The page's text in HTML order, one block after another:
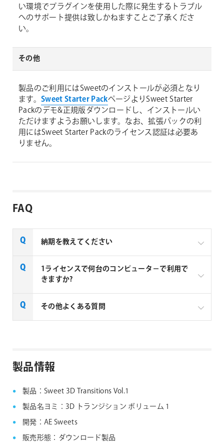
い環境でプラグインを使用した際に発生するトラブル
へのサポート提供は致しかねますことご了承くださ
い。
その他
製品のご利用にはSweetのインストールが必須となり
ます。 Sweet Starter PackページよりSweet Starter
Packのデモ&正規版ダウンロードし、インストールい
ただけますようお願いします。なお、拡張パックの利
用にはSweet Starter Packのライセンス認証は必要あ
りません。
FAQ
納期を教えてください
AE Sweets社の全製品はご注文から1～2営業日での納
品となります。
1ライセンスで何台のコンピュータ－で利用で
きますか?
1ライセンスにつき、1台のコンピューターでご利用い
その他よくある質問
製品情報
製品：Sweet 3D Transitions Vol.1
製品名ヨミ：3D トランジション ボリューム 1
開発：AE Sweets
販売形態：ダウンロード製品